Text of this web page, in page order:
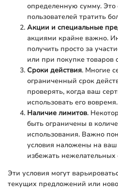
определенную сумму. Это
пользователей тратить
Акции и специальные
акциями крайне важно.
получить просто за
или при покупке
Сроки действия. Многие
ограниченный срок
проверять, когда ваш
использовать его вовремя.
Наличие лимитов.
быть ограничены в
использования. Важно
условия наложены на ваш
избежать нежелательных
Эти условия могут
текущих предложений или